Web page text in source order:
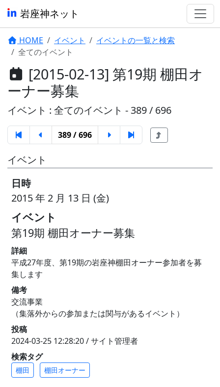
岩座神ネット
HOME イベント
イベントの一覧と検索
全てのイベント
[2015-02-13] 第19期 棚田オ
ーナー募集
イベント : 全てのイベント - 389 / 696
389 / 696
イベント
日時
2015 年 2 月 13 日 (金)
イベント
第19期 棚田オーナー募集
詳細
平成27年度、第19期の岩座神棚田オーナー参加者を募
集します
備考
交流事業
（集落外からの参加または関与があるイベント）
投稿
2024-03-25 12:28:20 / サイト管理者
検索タグ
棚田 棚田オーナー